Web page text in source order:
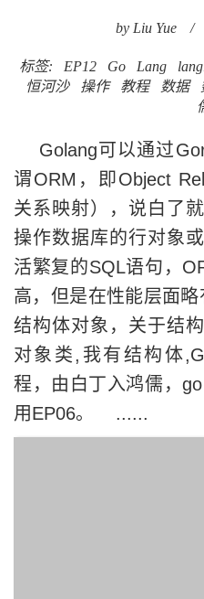
by Liu Yue /
标签: EP12 Go Lang
恒河沙
操作 教程 数据
Golang可以通过
谓ORM，即Object
关系映射），说白了
操作数据库的行对象
活繁复的SQL语句，
高，但是在性能层面
结构体对象，关于结
对象类,我有结构体
程，由白丁入鸿儒，
用EP06。 ......